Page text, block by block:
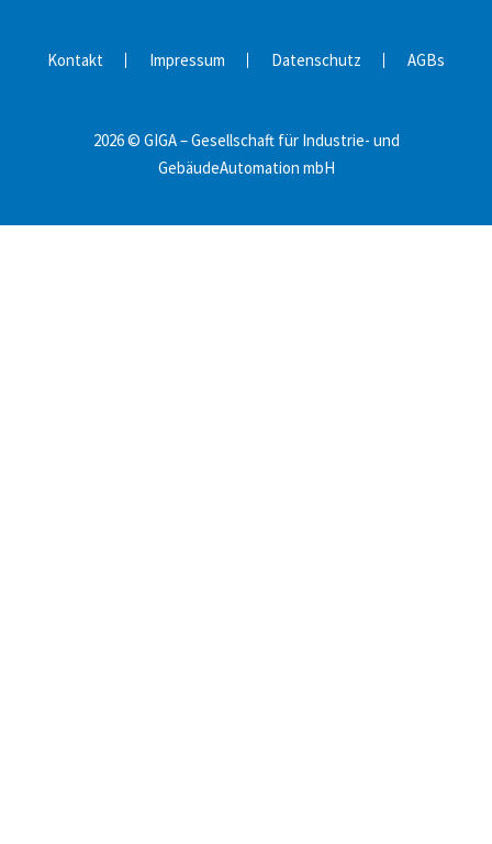
Kontakt Impressum Datenschutz AGBs
2026 © GIGA – Gesellschaft für Industrie- und
GebäudeAutomation mbH